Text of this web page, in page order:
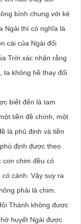
bình chung với kẻ
Ngài thì có nghĩa là
cái của Ngài đối
Trời xác nhận rằng
ta không hề thay đổi
biết đến là tam
tiền đề chính, một
là phủ định và tiền
định được theo
con chim đều có
cánh. Vậy suy ra
phải là chim.
Thánh không được
huyết Ngài được